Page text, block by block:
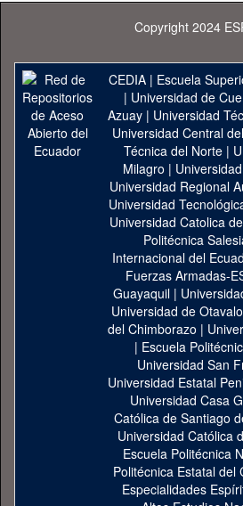
Copyright 2024
CEDIA| Escuela
| Universidad de
Azuay| Universidad
Universidad Central
Técnica del Norte |
Milagro |
Universidad Regional
Universidad
Universidad Catolica
Politécnica
Internacional del
Fuerzas Armadas-
Guayaquil|
Universidad de Otavalo
del Chimborazo |
| Escuela
Universidad San
Universidad Estatal
Universidad Casa
Católica de Santiago
Universidad Católica
Escuela Politécnica
Politécnica Estatal del
Especialidades